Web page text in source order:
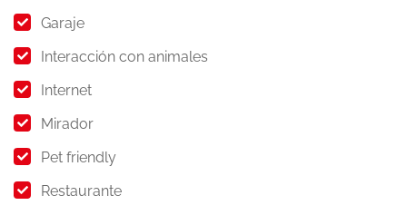
Garaje
Interacción con animales
Internet
Mirador
Pet friendly
Restaurante